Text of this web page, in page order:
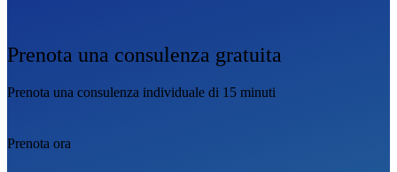
Prenota una consulenza gratuita
Prenota una consulenza individuale di 15 minuti
Prenota ora